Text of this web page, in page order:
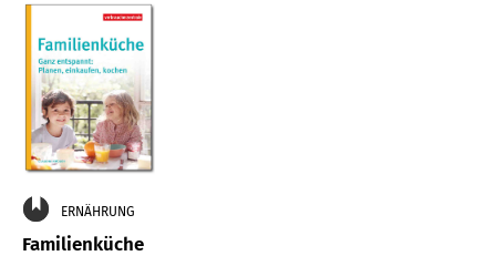
ERNÄHRUNG
Familienküche